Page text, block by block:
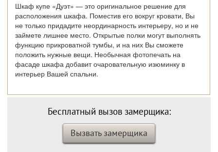
Шкаф купе «Дуэт» — это оригинальное решение для
расположения шкафа. Поместив его вокруг кровати, Вы
не только придадите неординарность интерьеру, но и не
займете лишнее место. Открытые полки могут выполнять
функцию прикроватной тумбы, и на них Вы сможете
положить нужные вещи. Необычная фотопечать на
фасаде шкафа добавит очаровательную изюминку в
интерьер Вашей спальни.
Бесплатный вызов замерщика:
Вызвать замерщика